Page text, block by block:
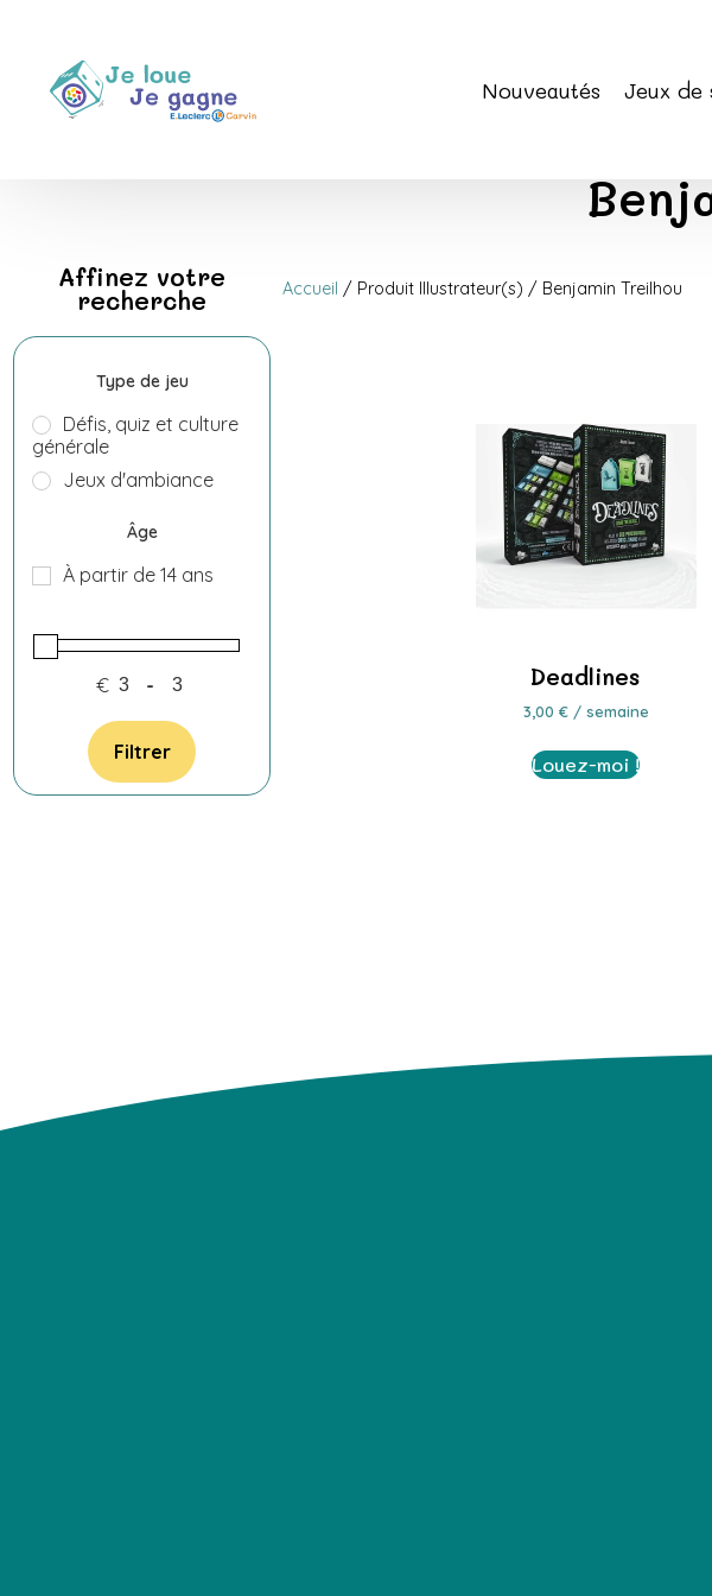
Nouveautés Jeux de
Affinez votre
recherche
Type de jeu
Défis, quiz et culture
générale
Jeux d'ambiance
Âge
À partir de 14 ans
€ -
Filtrer
Accueil / Produit Illustrateur(s) / Benjamin Treilhou
Deadlines
3,00 €/ semaine
Louez-moi !